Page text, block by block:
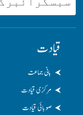
قیادت
بانی جماعت
مرکزی قیادت
صوبائی قیادت